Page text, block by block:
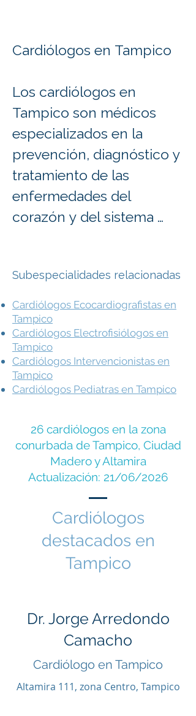
Cardiólogos en Tampico
Los cardiólogos en
Tampico son médicos
especializados en la
prevención, diagnóstico y
tratamiento de las
enfermedades del
corazón y del sistema
detectar oportunamente
padecimientos como
hipertensión arterial,
enfermedad coronaria,
insuficiencia cardíaca,
arritmias, cardiopatías
problemas que pueden
afectar la salud
cardiovascular de
edades.
La enfermedad
cardiovascular continúa
principales causas de
consulta médica y una de
más importantes en
México. Por ello, acudir a
Subespecialidades relacionadas
Cardiólogos Ecocardiografistas en
Tampico
Cardiólogos Electrofisiólogos en
Tampico
Cardiólogos Intervencionistas en
Tampico
Cardiólogos Pediatras en Tampico
26 cardiólogos en la zona
conurbada de Tampico, Ciudad
Madero y Altamira
Actualización: 21/06/2026
Cardiólogos
destacados en
Tampico
Dr. Jorge Arredondo
Camacho
Cardiólogo en Tampico
Altamira 111, zona Centro, Tampico